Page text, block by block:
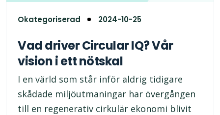
Okategoriserad 2024-10-25
Vad driver Circular IQ? Vår
vision i ett nötskal
I en värld som står inför aldrig tidigare
skådade miljöutmaningar har övergången
till en regenerativ cirkulär ekonomi blivit